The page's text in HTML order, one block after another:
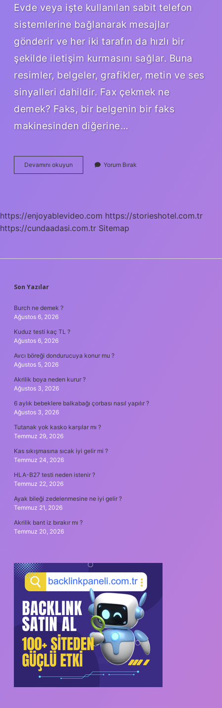
Evde veya işte kullanılan sabit telefon
sistemlerine bağlanarak mesajlar
gönderir ve her iki tarafın da hızlı bir
şekilde iletişim kurmasını sağlar. Buna
resimler, belgeler, grafikler, metin ve ses
sinyalleri dahildir. Fax çekmek ne
demek? Faks, bir belgenin bir faks
makinesinden diğerine…
Devamını okuyun Belgegeçer
Ne
Yorum Bırak
https://enjoyablevideo.com https://storieshotel.com.tr
https://cundaadasi.com.tr Sitemap
SIDEBAR
Son Yazılar
Burch ne demek ?
Ağustos 6, 2026
Kuduz testi kaç TL ?
Ağustos 6, 2026
Avcı böreği dondurucuya konur mu ?
Ağustos 5, 2026
Akrilik boya neden kurur ?
Ağustos 3, 2026
6 aylık bebeklere balkabağı çorbası nasıl yapılır ?
Ağustos 3, 2026
Tutanak yok kasko karşılar mı ?
Temmuz 29, 2026
Kas sıkışmasına sıcak iyi gelir mi ?
Temmuz 24, 2026
HLA-B27 testi neden istenir ?
Temmuz 22, 2026
Ayak bileği zedelenmesine ne iyi gelir ?
Temmuz 21, 2026
Akrilik bant iz bırakır mı ?
Temmuz 20, 2026